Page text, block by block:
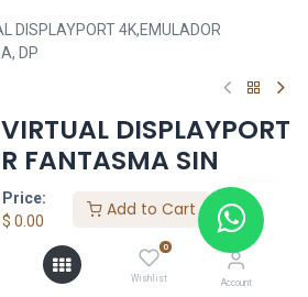
Price:
$ 0.00
Add to Cart
0
Wishlist Account
DISPLAYPORT 4K,EMULADOR
DP
DISPLAYPORT
FANTASMA SIN